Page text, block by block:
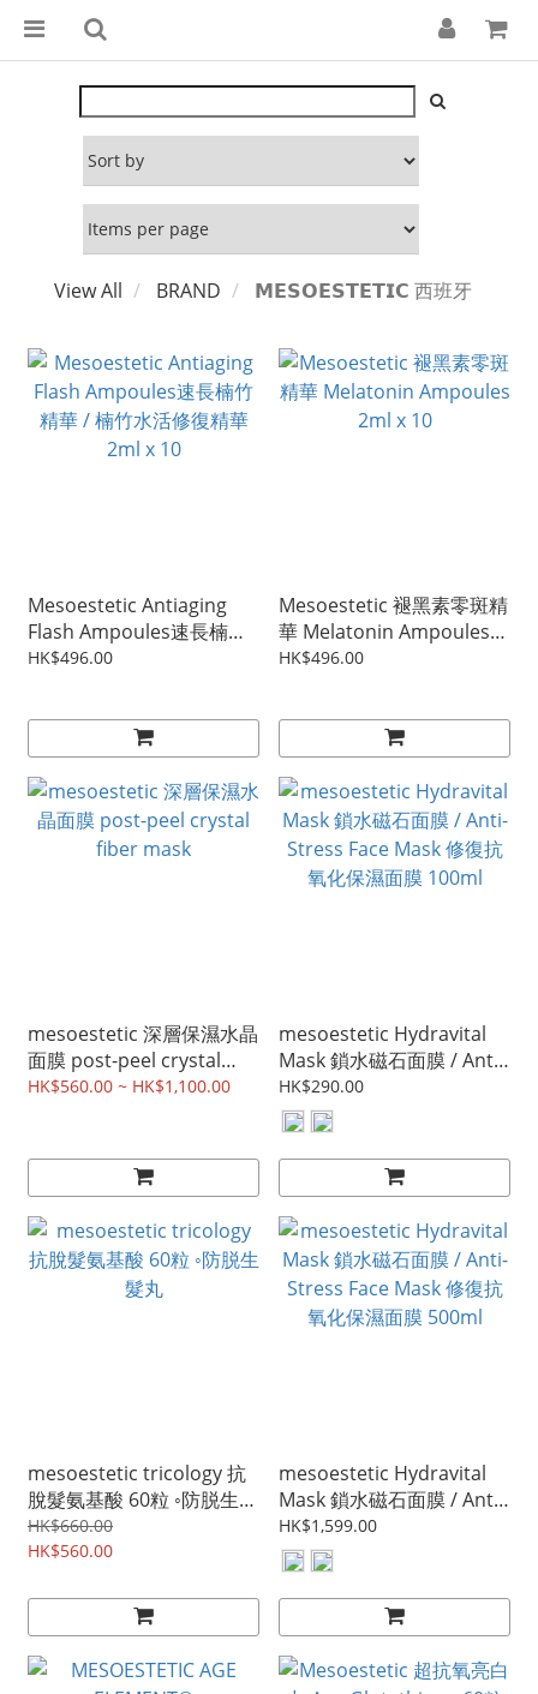
View All BRAND 𝗠𝗘𝗦𝗢𝗘𝗦𝗧𝗘𝗧𝗜𝗖 西班牙
Mesoestetic Antiaging
Flash Ampoules速長楠竹
精華 / 楠竹水活修復精華
HK$496.00
Mesoestetic 褪黑素零斑精
華 Melatonin Ampoules
2ml x 10
HK$496.00
mesoestetic 深層保濕水晶
面膜 post-peel crystal
fiber mask
HK$560.00 ~ HK$1,100.00
mesoestetic Hydravital
Mask 鎖水磁石面膜 / Anti-
Stress Face Mask 修復抗
氧化保濕面膜 100ml
HK$290.00
mesoestetic tricology 抗
脫髮氨基酸 60粒 ◦防脱生髮
丸
HK$660.00
HK$560.00
mesoestetic Hydravital
Mask 鎖水磁石面膜 / Anti-
Stress Face Mask 修復抗
氧化保濕面膜 500ml
HK$1,599.00